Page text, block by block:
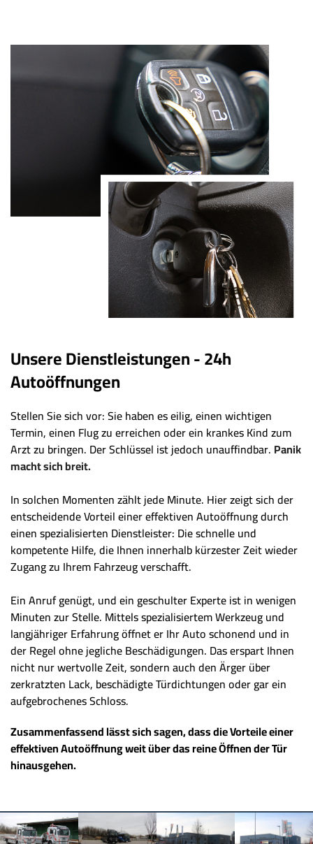
Unsere Dienstleistungen - 24h
Autoöffnungen
Stellen Sie sich vor: Sie haben es eilig, einen wichtigen
Termin, einen Flug zu erreichen oder ein krankes Kind zum
Arzt zu bringen. Der Schlüssel ist jedoch unauffindbar. Panik
macht sich breit.
In solchen Momenten zählt jede Minute. Hier zeigt sich der
entscheidende Vorteil einer effektiven Autoöffnung durch
einen spezialisierten Dienstleister: Die schnelle und
kompetente Hilfe, die Ihnen innerhalb kürzester Zeit wieder
Zugang zu Ihrem Fahrzeug verschafft.
Ein Anruf genügt, und ein geschulter Experte ist in wenigen
Minuten zur Stelle. Mittels spezialisiertem Werkzeug und
langjähriger Erfahrung öffnet er Ihr Auto schonend und in
der Regel ohne jegliche Beschädigungen. Das erspart Ihnen
nicht nur wertvolle Zeit, sondern auch den Ärger über
zerkratzten Lack, beschädigte Türdichtungen oder gar ein
aufgebrochenes Schloss.
Zusammenfassend lässt sich sagen, dass die Vorteile einer
effektiven Autoöffnung weit über das reine Öffnen der Tür
hinausgehen.